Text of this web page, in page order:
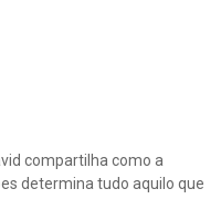
compartilha como a
determina tudo aquilo que